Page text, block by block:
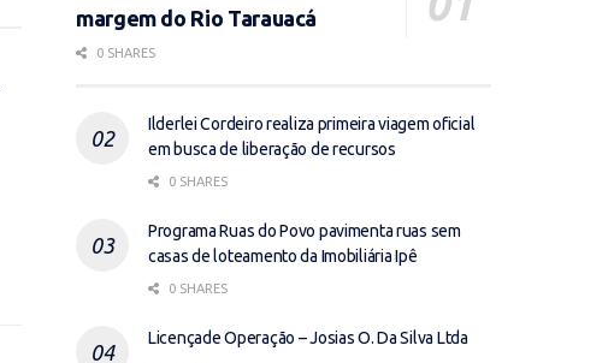
margem do Rio Tarauacá
0 SHARES
Ilderlei Cordeiro realiza primeira viagem oficial
em busca de liberação de recursos
0 SHARES
Programa Ruas do Povo pavimenta ruas sem
casas de loteamento da Imobiliária Ipê
0 SHARES
Licençade Operação – Josias O. Da Silva Ltda